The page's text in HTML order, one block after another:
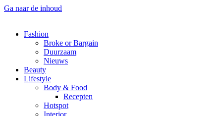
Ga naar de inhoud
Fashion
Broke or Bargain
Duurzaam
Nieuws
Beauty
Lifestyle
Body & Food
Recepten
Hotspot
Interior